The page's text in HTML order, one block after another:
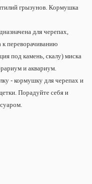
грызунов. Кормушка
для черепах,
к переворачиванию
под камень, скалу) миска
и аквариум.
- кормушку для черепах и
Порадуйте себя и